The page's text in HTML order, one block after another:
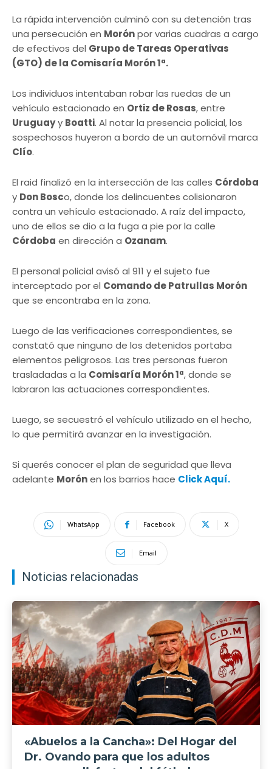
La rápida intervención culminó con su detención tras
una persecución en Morónpor varias cuadras a cargo
de efectivos del Grupo de Tareas Operativas
(GTO) de la Comisaría Morón 1ª.
Los individuos intentaban robar las ruedas de un
vehículo estacionado en Ortiz de Rosas, entre
Uruguayy Boatti. Al notar la presencia policial, los
sospechosos huyeron a bordo de un automóvil marca
Clío.
El raid finalizó en la intersección de las calles Córdoba
y Don Bosco, donde los delincuentes colisionaron
contra un vehículo estacionado. A raíz del impacto,
uno de ellos se dio a la fuga a pie por la calle
Córdoba en dirección a Ozanam.
El personal policial avisó al 911 y el sujeto fue
interceptado por el Comando de Patrullas Morón
que se encontraba en la zona.
Luego de las verificaciones correspondientes, se
constató que ninguno de los detenidos portaba
elementos peligrosos. Las tres personas fueron
trasladadas a la Comisaría Morón 1ª, donde se
labraron las actuaciones correspondientes.
Luego, se secuestró el vehículo utilizado en el hecho,
lo que permitirá avanzar en la investigación.
Si querés conocer el plan de seguridad que lleva
adelante Morónen los barrios hace Click Aquí.
WhatsApp Facebook X
Email
Noticias relacionadas
«Abuelos a la Cancha»: Del Hogar del
Dr. Ovando para que los adultos